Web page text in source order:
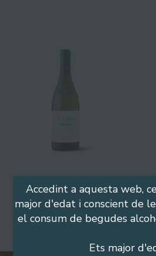
Accedint a aquesta web,
major d'edat i conscient de
el consum de begudes
Ets major